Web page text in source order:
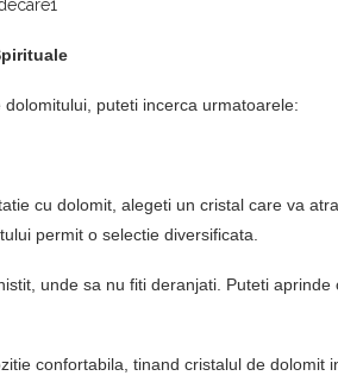
puteti incerca urmatoarele:
cu dolomit, alegeti un cristal care va
permit o selectie diversificata.
unde sa nu fiti deranjati. Puteti
confortabila, tinand cristalul de dolomit